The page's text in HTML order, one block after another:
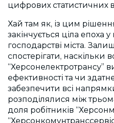
цифрових статистичних
Хай там як, із цим
закінчується ціла епоха
господарстві міста.
спостерігати, наскільки
“Херсонелектротрансу”
ефективності та чи
забезпечити всі
розподілялися між
доля робітників